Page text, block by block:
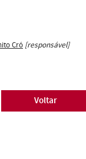
Cró [responsável]
Voltar